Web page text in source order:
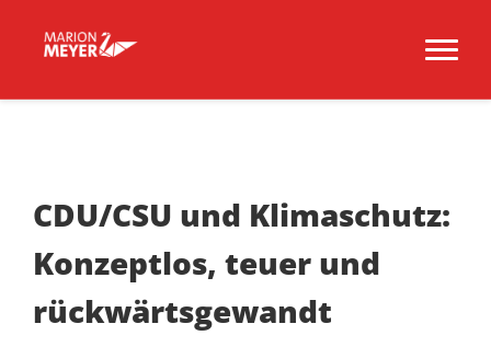
CDU/CSU und Klimaschutz:
Konzeptlos, teuer und
rückwärtsgewandt